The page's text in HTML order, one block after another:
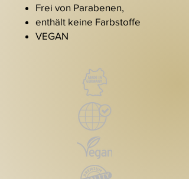
Frei von Parabenen,
enthält keine Farbstoffe
VEGAN